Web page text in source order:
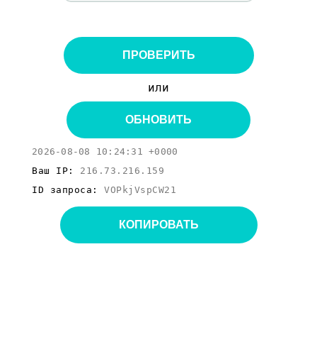
ПРОВЕРИТЬ
или
ОБНОВИТЬ
2026-08-08 10:24:31 +0000
Ваш IP: 216.73.216.159
ID запроса: VOPkjVspCW21
КОПИРОВАТЬ